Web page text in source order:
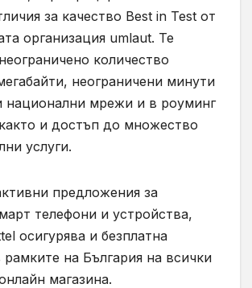
за качество Best in Test от
организация umlaut. Те
количество
неограничени минути
национални мрежи и в роуминг
и достъп до множество
услуги.
предложения за
телефони и устройства,
осигурява и безплатна
рамките на България на всички
магазина.